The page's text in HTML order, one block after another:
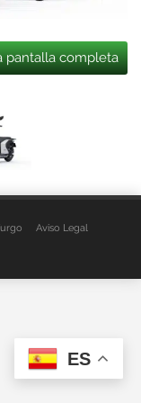
pantalla completa
Aviso Legal
ES